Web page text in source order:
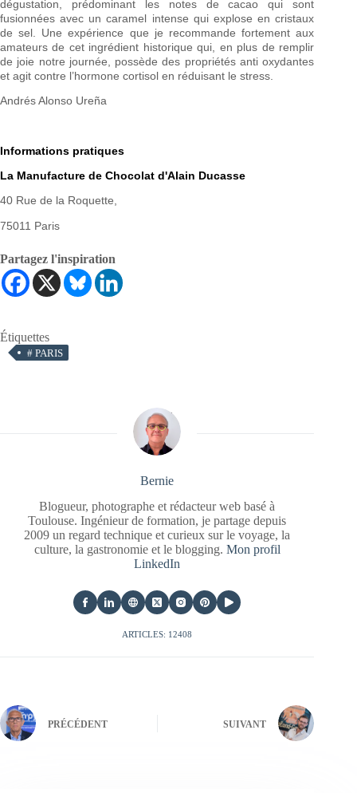
dégustation, prédominant les notes de cacao qui sont
fusionnées avec un caramel intense qui explose en cristaux
de sel. Une expérience que je recommande fortement aux
amateurs de cet ingrédient historique qui, en plus de remplir
de joie notre journée, possède des propriétés anti oxydantes
et agit contre l’hormone cortisol en réduisant le stress.
Andrés Alonso Ureña
Informations pratiques
La Manufacture de Chocolat d'Alain Ducasse
40 Rue de la Roquette,
75011 Paris
Partagez l'inspiration
Étiquettes
# PARIS
Bernie
Blogueur, photographe et rédacteur web basé à
Toulouse. Ingénieur de formation, je partage depuis
2009 un regard technique et curieux sur le voyage, la
culture, la gastronomie et le blogging. Mon profil
LinkedIn
ARTICLES: 12408
PRÉCÉDENT SUIVANT